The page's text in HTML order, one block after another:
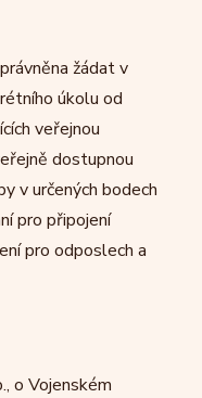
žádat v
úkolu od
veřejnou
dostupnou
v určených bodech
pro připojení
pro odposlech a
o Vojenském